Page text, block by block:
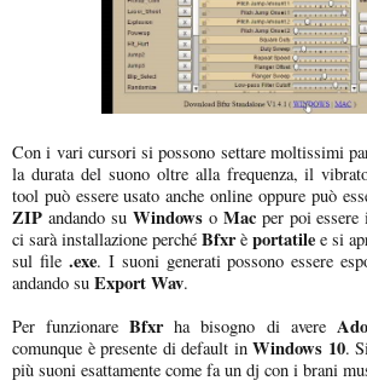
Con i vari cursori si possono settare moltissimi
la durata del suono oltre alla frequenza, il
tool può essere usato anche online oppure può
ZIP andando su Windows o Mac per poi
ci sarà installazione perché Bfxrè portatile e si
sul file.exe. I suoni generati possono essere
andando su Export Wav.
Per funzionareBfxrha bisogno di avere
comunque è presente di default inWindows 10.
più suoni esattamente come fa un dj con i brani